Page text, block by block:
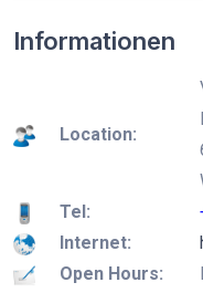
Informationen
Location:
Tel:
Internet:
Open Hours: